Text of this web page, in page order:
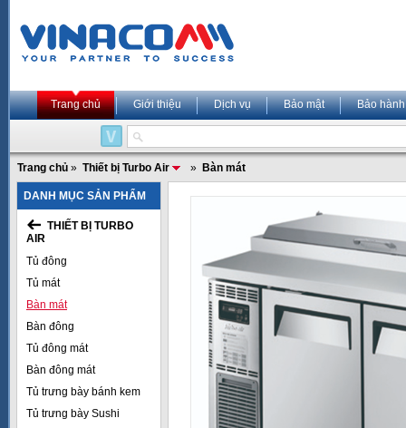
Trang chủ Giới thiệu Dịch vụ Bảo mật Bảo hành
Trang chủ » Thiết bị Turbo Air » Bàn mát
DANH MỤC SẢN PHẨM
THIẾT BỊ TURBO
AIR
Tủ đông
Tủ mát
Bàn mát
Bàn đông
Tủ đông mát
Bàn đông mát
Tủ trưng bày bánh kem
Tủ trưng bày Sushi